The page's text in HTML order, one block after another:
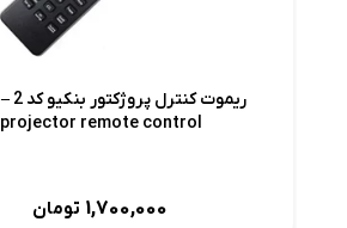
projector remote control
1,700,000 تومان